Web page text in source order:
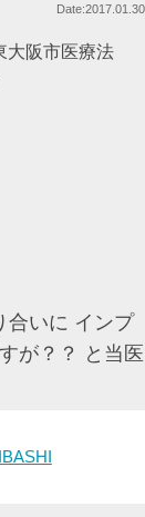
Date:2017.01.30
大阪市医療法
いに インプ
が？？ と当医